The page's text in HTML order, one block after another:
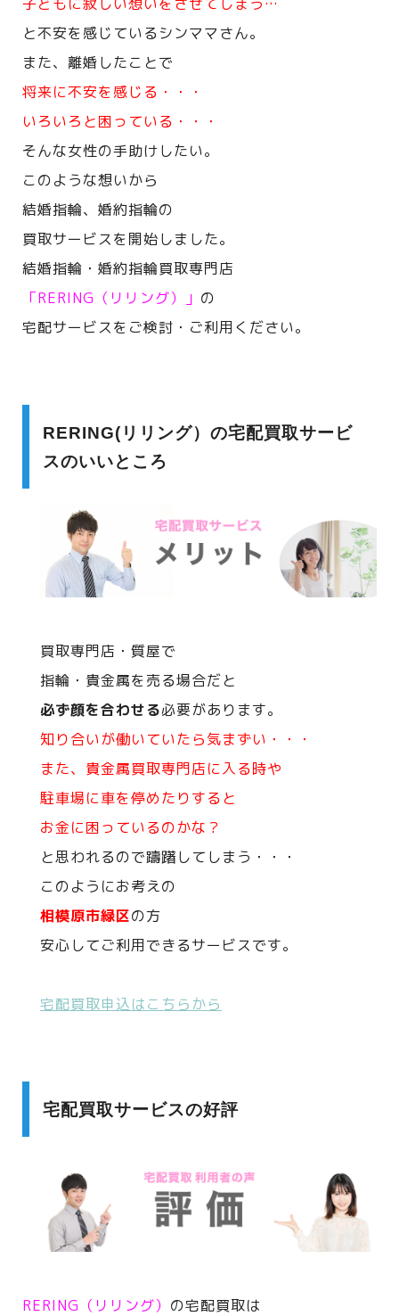
と不安を感じているシンママさん。
また、離婚したことで
将来に不安を感じる・・・
いろいろと困っている・・・
そんな女性の手助けしたい。
このような想いから
結婚指輪、婚約指輪の
買取サービスを開始しました。
結婚指輪・婚約指輪買取専門店
「RERING（リリング）」 の
宅配サービスをご検討・ご利用ください。
RERING(リリング）の宅配買取サービ
スのいいところ
買取専門店・質屋で
指輪・貴金属を売る場合だと
必ず顔を合わせる必要があります。
知り合いが働いていたら気まずい・・・
また、貴金属買取専門店に入る時や
駐車場に車を停めたりすると
お金に困っているのかな？
と思われるので躊躇してしまう・・・
このようにお考えの
相模原市緑区の方
安心してご利用できるサービスです。
宅配買取申込はこちらから
宅配買取サービスの好評
RERING（リリング） の宅配買取は